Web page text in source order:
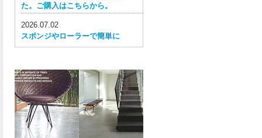
た。ご購入はこちらから。
2026.07.02
スポンジやローラーで簡単に
塗ってはがせる目かくし用水
イントが新しく販売開始致し
ました。ご購入はこちらか
ら。
2026.06.30
ウレタン特有の網目構造の反
応塗膜は、強靭で耐衝撃性、